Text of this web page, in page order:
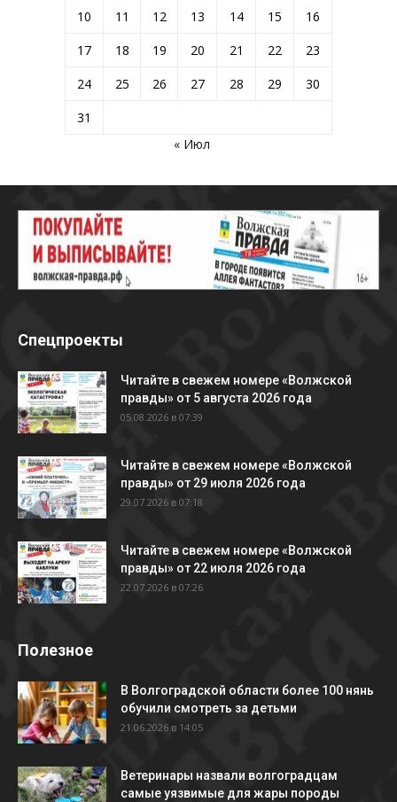
10
11 12 13 14 15
16
17
18 19 20 21 22
23
24
25 26 27 28 29
30
31
« Июл
Спецпроекты
Читайте в свежем номере «Волжской
правды» от 5 августа 2026 года
05.08.2026 в 07:39
Читайте в свежем номере «Волжской
правды» от 29 июля 2026 года
29.07.2026 в 07:18
Читайте в свежем номере «Волжской
правды» от 22 июля 2026 года
22.07.2026 в 07:26
Полезное
В Волгоградской области более 100 нянь
обучили смотреть за детьми
21.06.2026 в 14:05
Ветеринары назвали волгоградцам
самые уязвимые для жары породы